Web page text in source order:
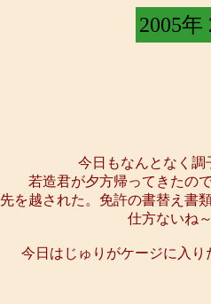
2005年
今日もなんとなく調
若造君が夕方帰ってきたの
先を越された。免許の書替え書
仕方ないね
今日はじゅりがケージに入